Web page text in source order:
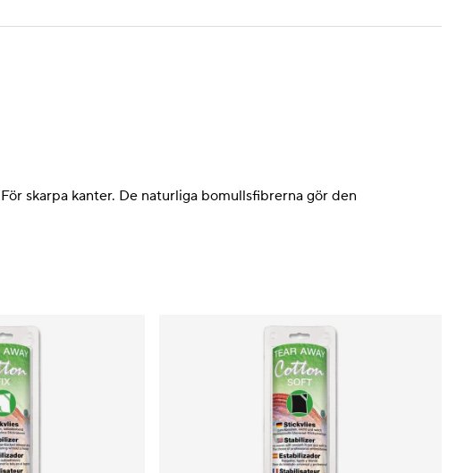
skarpa kanter. De naturliga bomullsfibrerna gör den